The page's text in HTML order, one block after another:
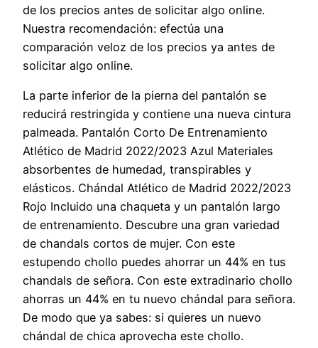
de los precios antes de solicitar algo online.
Nuestra recomendación: efectúa una
comparación veloz de los precios ya antes de
solicitar algo online.
La parte inferior de la pierna del pantalón se
reducirá restringida y contiene una nueva cintura
palmeada. Pantalón Corto De Entrenamiento
Atlético de Madrid 2022/2023 Azul Materiales
absorbentes de humedad, transpirables y
elásticos. Chándal Atlético de Madrid 2022/2023
Rojo Incluido una chaqueta y un pantalón largo
de entrenamiento. Descubre una gran variedad
de chandals cortos de mujer. Con este
estupendo chollo puedes ahorrar un 44% en tus
chandals de señora. Con este extradinario chollo
ahorras un 44% en tu nuevo chándal para señora.
De modo que ya sabes: si quieres un nuevo
chándal de chica aprovecha este chollo.